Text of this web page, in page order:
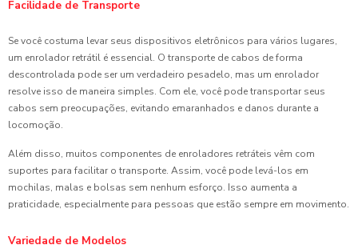
Facilidade de Transporte
Se você costuma levar seus dispositivos eletrônicos para vários lugares,
um enrolador retrátil é essencial. O transporte de cabos de forma
descontrolada pode ser um verdadeiro pesadelo, mas um enrolador
resolve isso de maneira simples. Com ele, você pode transportar seus
cabos sem preocupações, evitando emaranhados e danos durante a
locomoção.
Além disso, muitos componentes de enroladores retráteis vêm com
suportes para facilitar o transporte. Assim, você pode levá-los em
mochilas, malas e bolsas sem nenhum esforço. Isso aumenta a
praticidade, especialmente para pessoas que estão sempre em movimento.
Variedade de Modelos